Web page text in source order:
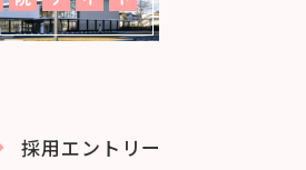
採用エントリー